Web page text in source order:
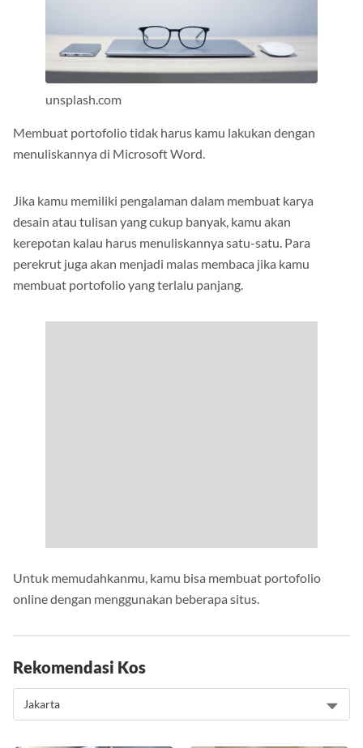
unsplash.com
Membuat portofolio tidak harus kamu lakukan dengan
menuliskannya di Microsoft Word.
Jika kamu memiliki pengalaman dalam membuat karya
desain atau tulisan yang cukup banyak, kamu akan
kerepotan kalau harus menuliskannya satu-satu. Para
perekrut juga akan menjadi malas membaca jika kamu
membuat portofolio yang terlalu panjang.
Untuk memudahkanmu, kamu bisa membuat portofolio
online dengan menggunakan beberapa situs.
Rekomendasi Kos